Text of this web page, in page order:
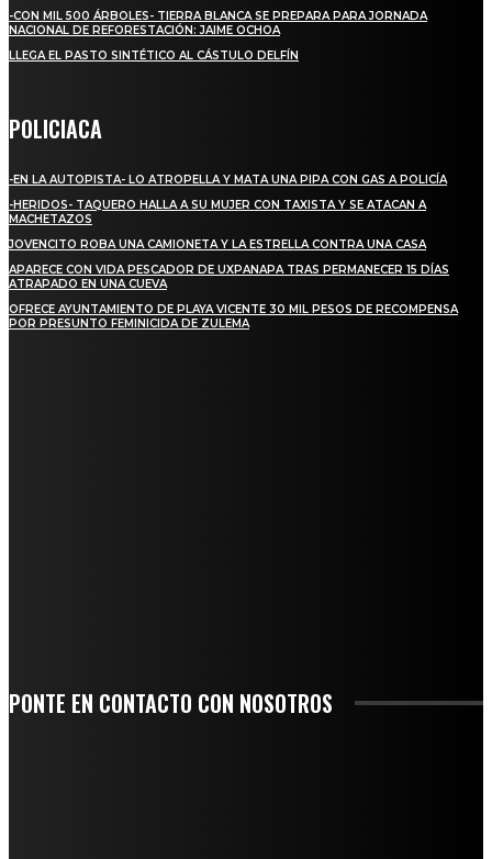
-CON MIL 500 ÁRBOLES- TIERRA BLANCA SE PREPARA PARA JORNADA
NACIONAL DE REFORESTACIÓN: JAIME OCHOA
LLEGA EL PASTO SINTÉTICO AL CÁSTULO DELFÍN
POLICIACA
-EN LA AUTOPISTA- LO ATROPELLA Y MATA UNA PIPA CON GAS A POLICÍA
-HERIDOS- TAQUERO HALLA A SU MUJER CON TAXISTA Y SE ATACAN A
MACHETAZOS
JOVENCITO ROBA UNA CAMIONETA Y LA ESTRELLA CONTRA UNA CASA
APARECE CON VIDA PESCADOR DE UXPANAPA TRAS PERMANECER 15 DÍAS
ATRAPADO EN UNA CUEVA
OFRECE AYUNTAMIENTO DE PLAYA VICENTE 30 MIL PESOS DE RECOMPENSA
POR PRESUNTO FEMINICIDA DE ZULEMA
PONTE EN CONTACTO CON NOSOTROS